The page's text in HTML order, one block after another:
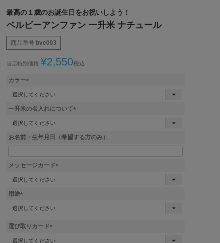
最高の１歳のお誕生日をお祝いしよう！
ベルビーアンファン 一升米 ナチュール
商品番号 bve003
当店特別価格 ¥2,550税込
カラー
須
一升米の名入れについて
須
)
お名前・生年月日（希望する方のみ）
メッセージカード
用途
(
須
選び取りカード